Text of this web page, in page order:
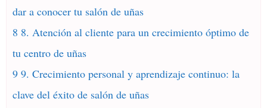
dar a conocer tu salón de uñas
8 8. Atención al cliente para un crecimiento óptimo de
tu centro de uñas
9 9. Crecimiento personal y aprendizaje continuo: la
clave del éxito de salón de uñas